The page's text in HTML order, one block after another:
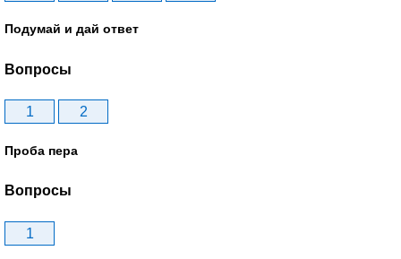
Подумай и дай ответ
Вопросы
1 2
Проба пера
Вопросы
1